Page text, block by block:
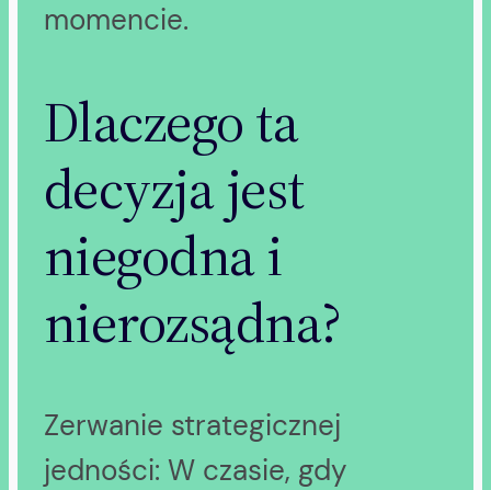
momencie.
Dlaczego ta
decyzja jest
niegodna i
nierozsądna?
Zerwanie strategicznej
jedności: W czasie, gdy